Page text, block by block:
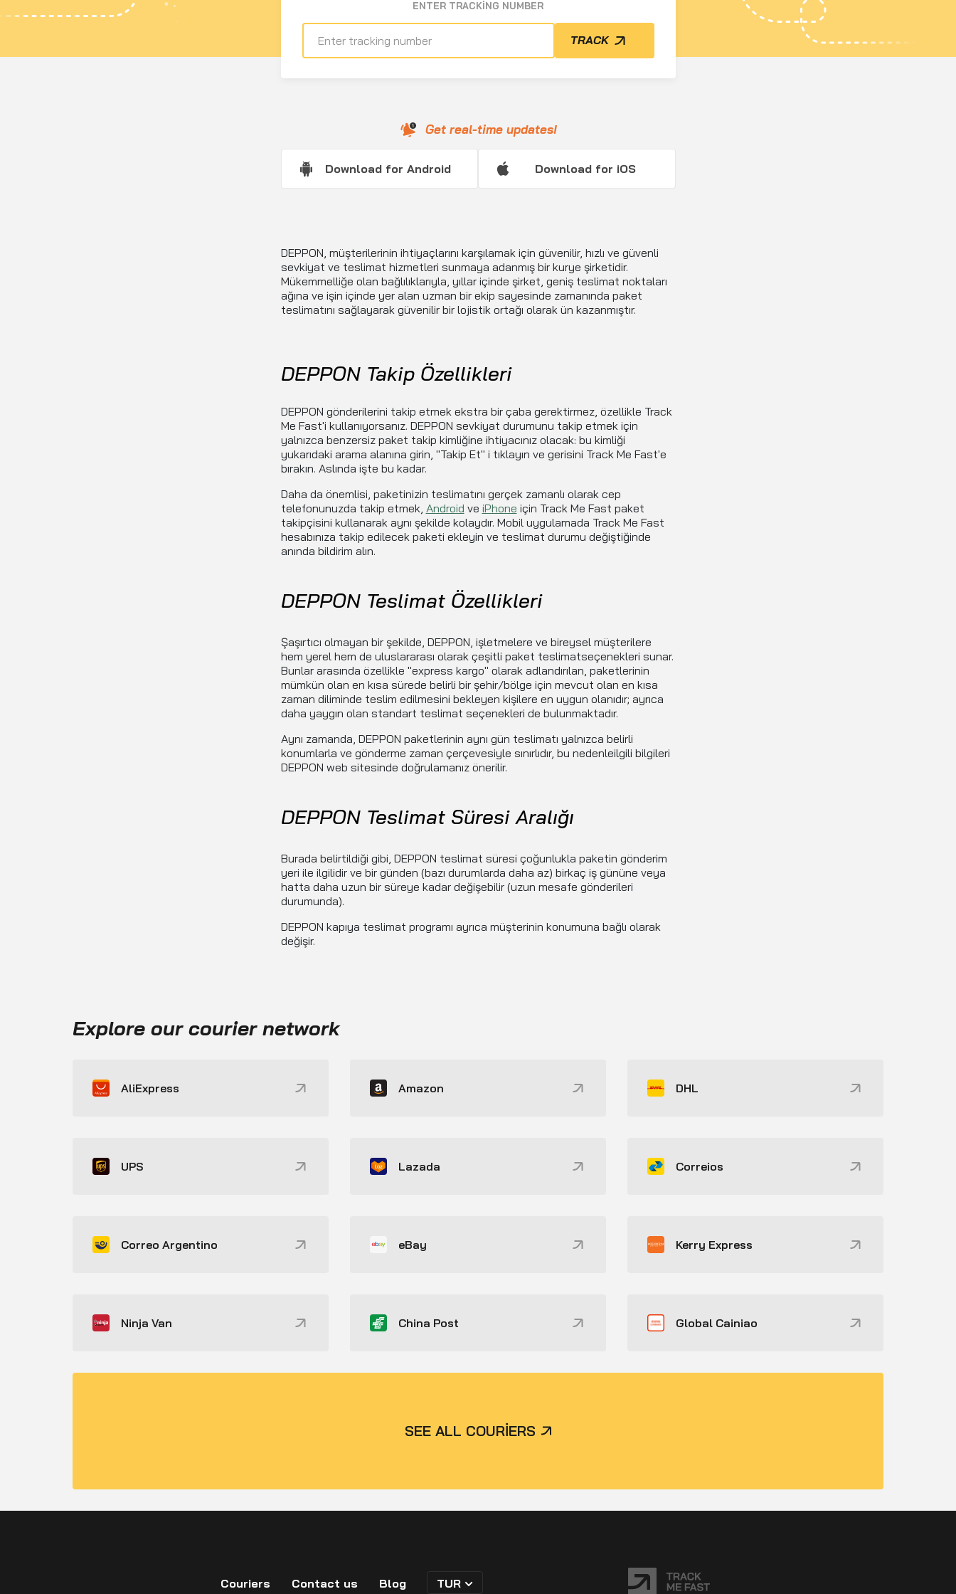
ENTER TRACKING NUMBER
TRACK
Get real-time updates!
Download for Android Download for iOS
DEPPON, müşterilerinin ihtiyaçlarını karşılamak için güvenilir, hızlı ve güvenli
sevkiyat ve teslimat hizmetleri sunmaya adanmış bir kurye şirketidir.
Mükemmelliğe olan bağlılıklarıyla, yıllar içinde şirket, geniş teslimat noktaları
ağına ve işin içinde yer alan uzman bir ekip sayesinde zamanında paket
teslimatını sağlayarak güvenilir bir lojistik ortağı olarak ün kazanmıştır.
DEPPON Takip Özellikleri
DEPPON gönderilerini takip etmek ekstra bir çaba gerektirmez, özellikle Track
Me Fast'i kullanıyorsanız. DEPPON sevkiyat durumunu takip etmek için
yalnızca benzersiz paket takip kimliğine ihtiyacınız olacak: bu kimliği
yukarıdaki arama alanına girin, "Takip Et" i tıklayın ve gerisini Track Me Fast'e
bırakın. Aslında işte bu kadar.
Daha da önemlisi, paketinizin teslimatını gerçek zamanlı olarak cep
telefonunuzda takip etmek, Android ve iPhone için Track Me Fast paket
takipçisini kullanarak aynı şekilde kolaydır. Mobil uygulamada Track Me Fast
hesabınıza takip edilecek paketi ekleyin ve teslimat durumu değiştiğinde
anında bildirim alın.
DEPPON Teslimat Özellikleri
Şaşırtıcı olmayan bir şekilde, DEPPON, işletmelere ve bireysel müşterilere
hem yerel hem de uluslararası olarak çeşitli paket teslimatseçenekleri sunar.
Bunlar arasında özellikle "express kargo" olarak adlandırılan, paketlerinin
mümkün olan en kısa sürede belirli bir şehir/bölge için mevcut olan en kısa
zaman diliminde teslim edilmesini bekleyen kişilere en uygun olanıdır; ayrıca
daha yaygın olan standart teslimat seçenekleri de bulunmaktadır.
Aynı zamanda, DEPPON paketlerinin aynı gün teslimatı yalnızca belirli
konumlarla ve gönderme zaman çerçevesiyle sınırlıdır, bu nedenleilgili bilgileri
DEPPON web sitesinde doğrulamanız önerilir.
DEPPON Teslimat Süresi Aralığı
Burada belirtildiği gibi, DEPPON teslimat süresi çoğunlukla paketin gönderim
yeri ile ilgilidir ve bir günden (bazı durumlarda daha az) birkaç iş gününe veya
hatta daha uzun bir süreye kadar değişebilir (uzun mesafe gönderileri
durumunda).
DEPPON kapıya teslimat programı ayrıca müşterinin konumuna bağlı olarak
değişir.
Explore our courier network
AliExpress Amazon DHL
UPS Lazada Correios
Correo Argentino eBay Kerry Express
Ninja Van China Post Global Cainiao
SEE ALL COURIERS
Couriers Contact us Blog TUR